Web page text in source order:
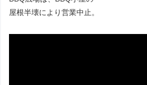
屋根半壊により営業中止。